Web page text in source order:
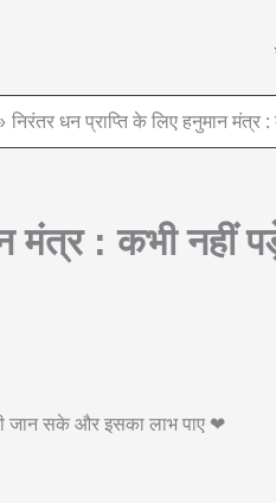
निरंतर धन प्राप्ति के लिए हनुमान
मंत्र : कभी
जान सके और इसका लाभ पाए ❤